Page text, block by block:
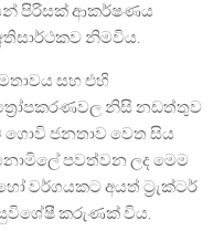
පිරිසක් ආකර්ෂණය
නිමවිය.
සහ එහි
නිසි නඩත්තුව
ගොවි ජනතාව වෙත සිය
පවත්වන ලද මෙම
වර්ගයකට අයත් ට්‍රැක්ටර්
සුවිශේෂී කරුණක් විය.